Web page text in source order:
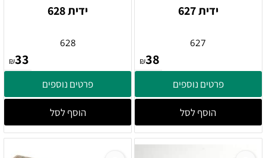
ידית 627
627
₪38
פרטים נוספים
הוסף לסל
ידית 628
628
₪33
פרטים נוספים
הוסף לסל